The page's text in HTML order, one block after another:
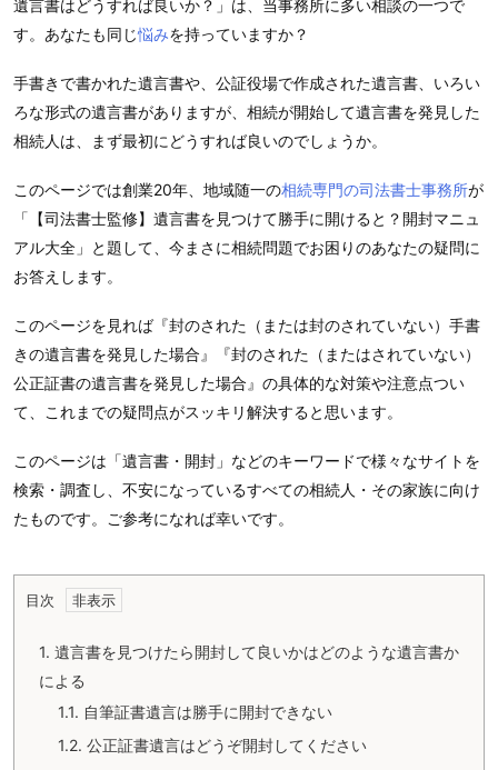
遺言書はどうすれば良いか？」は、当事務所に多い相談の一つで
す。あなたも同じ悩みを持っていますか？
手書きで書かれた遺言書や、公証役場で作成された遺言書、いろい
ろな形式の遺言書がありますが、相続が開始して遺言書を発見した
相続人は、まず最初にどうすれば良いのでしょうか。
このページでは創業20年、地域随一の相続専門の司法書士事務所が
「【司法書士監修】遺言書を見つけて勝手に開けると？開封マニュ
アル大全」と題して、今まさに相続問題でお困りのあなたの疑問に
お答えします。
このページを見れば『封のされた（または封のされていない）手書
きの遺言書を発見した場合』『封のされた（またはされていない）
公正証書の遺言書を発見した場合』の具体的な対策や注意点つい
て、これまでの疑問点がスッキリ解決すると思います。
このページは「遺言書・開封」などのキーワードで様々なサイトを
検索・調査し、不安になっているすべての相続人・その家族に向け
たものです。ご参考になれば幸いです。
目次
1. 遺言書を見つけたら開封して良いかはどのような遺言書か
による
1.1. 自筆証書遺言は勝手に開封できない
1.2. 公正証書遺言はどうぞ開封してください